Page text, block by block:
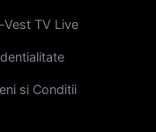
Vest TV Live
si Conditii